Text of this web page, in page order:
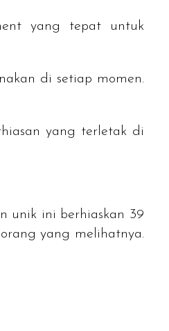
yang tepat untuk
di setiap momen.
yang terletak di
unik ini berhiaskan 39
yang melihatnya.